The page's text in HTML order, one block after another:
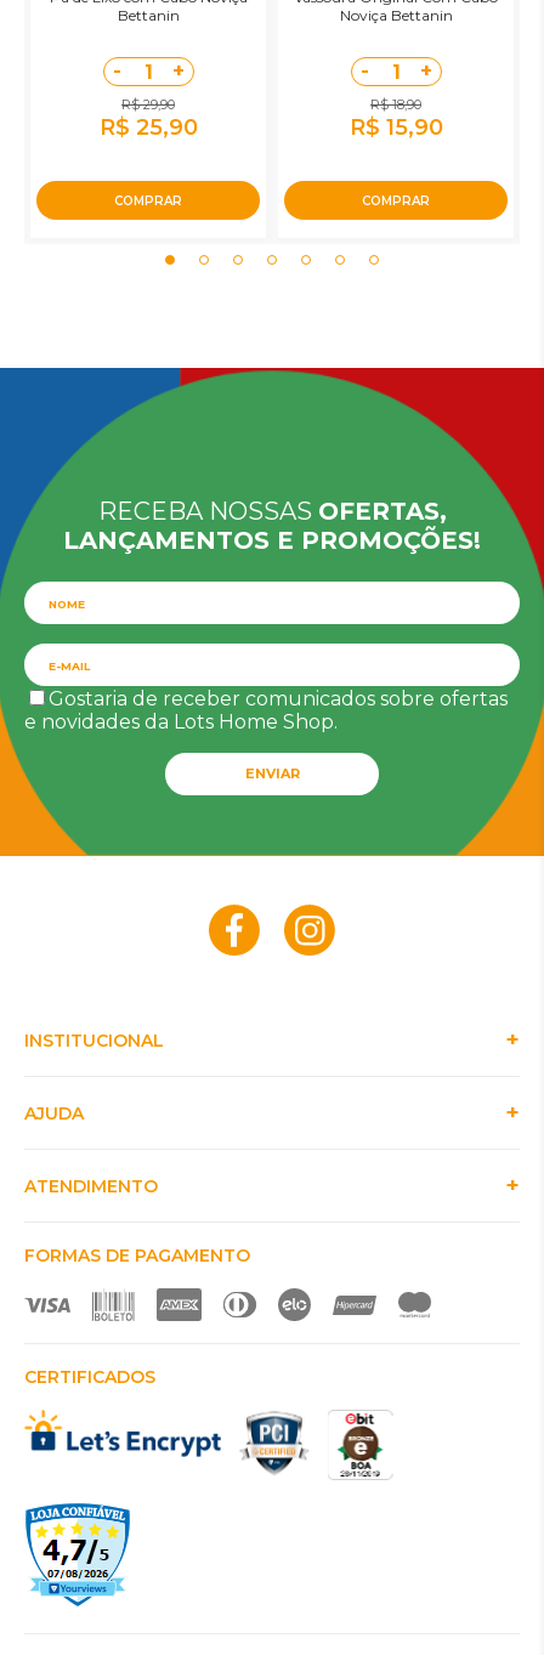
Bettanin
- 1 +
R$ 29,90
R$ 25,90
COMPRAR
Noviça Bettanin
- 1 +
R$ 18,90
R$ 15,90
COMPRAR
RECEBA NOSSAS OFERTAS,
LANÇAMENTOS E PROMOÇÕES!
Gostaria de receber comunicados sobre ofertas
e novidades da Lots Home Shop.
ENVIAR
INSTITUCIONAL
AJUDA
ATENDIMENTO
FORMAS DE PAGAMENTO
CERTIFICADOS